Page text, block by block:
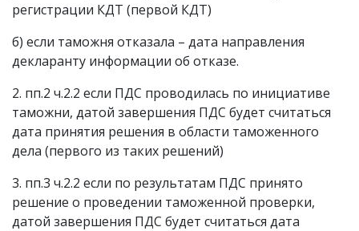
регистрации КДТ (первой КДТ)
б) если таможня отказала – дата направления
декларанту информации об отказе.
2. пп.2 ч.2.2 если ПДС проводилась по инициативе
таможни, датой завершения ПДС будет считаться
дата принятия решения в области таможенного
дела (первого из таких решений)
3. пп.3 ч.2.2 если по результатам ПДС принято
решение о проведении таможенной проверки,
датой завершения ПДС будет считаться дата